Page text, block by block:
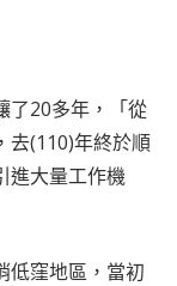
了20多年，「從
去(110)年終於順
進大量工作機
低窪地區，當初